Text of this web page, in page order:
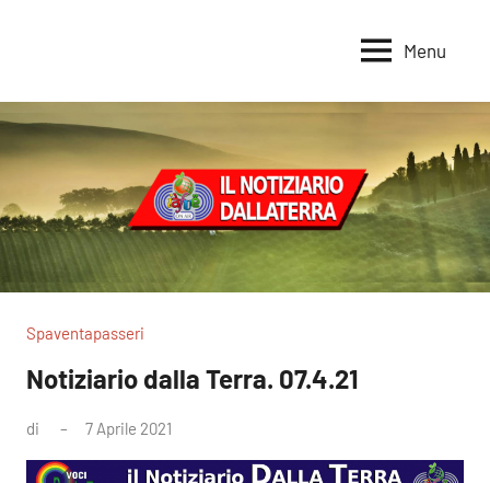
per
la
Terra
la
Sovranità
Alimentare
Menu
Spaventapasseri
Notiziario dalla Terra. 07.4.21
di 7 Aprile 2021
commento